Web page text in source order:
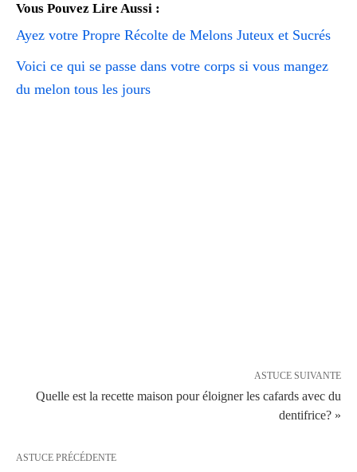
Vous Pouvez Lire Aussi :
Ayez votre Propre Récolte de Melons Juteux et Sucrés
Voici ce qui se passe dans votre corps si vous mangez
du melon tous les jours
ASTUCE SUIVANTE
Quelle est la recette maison pour éloigner les cafards avec du
dentifrice? »
ASTUCE PRÉCÉDENTE